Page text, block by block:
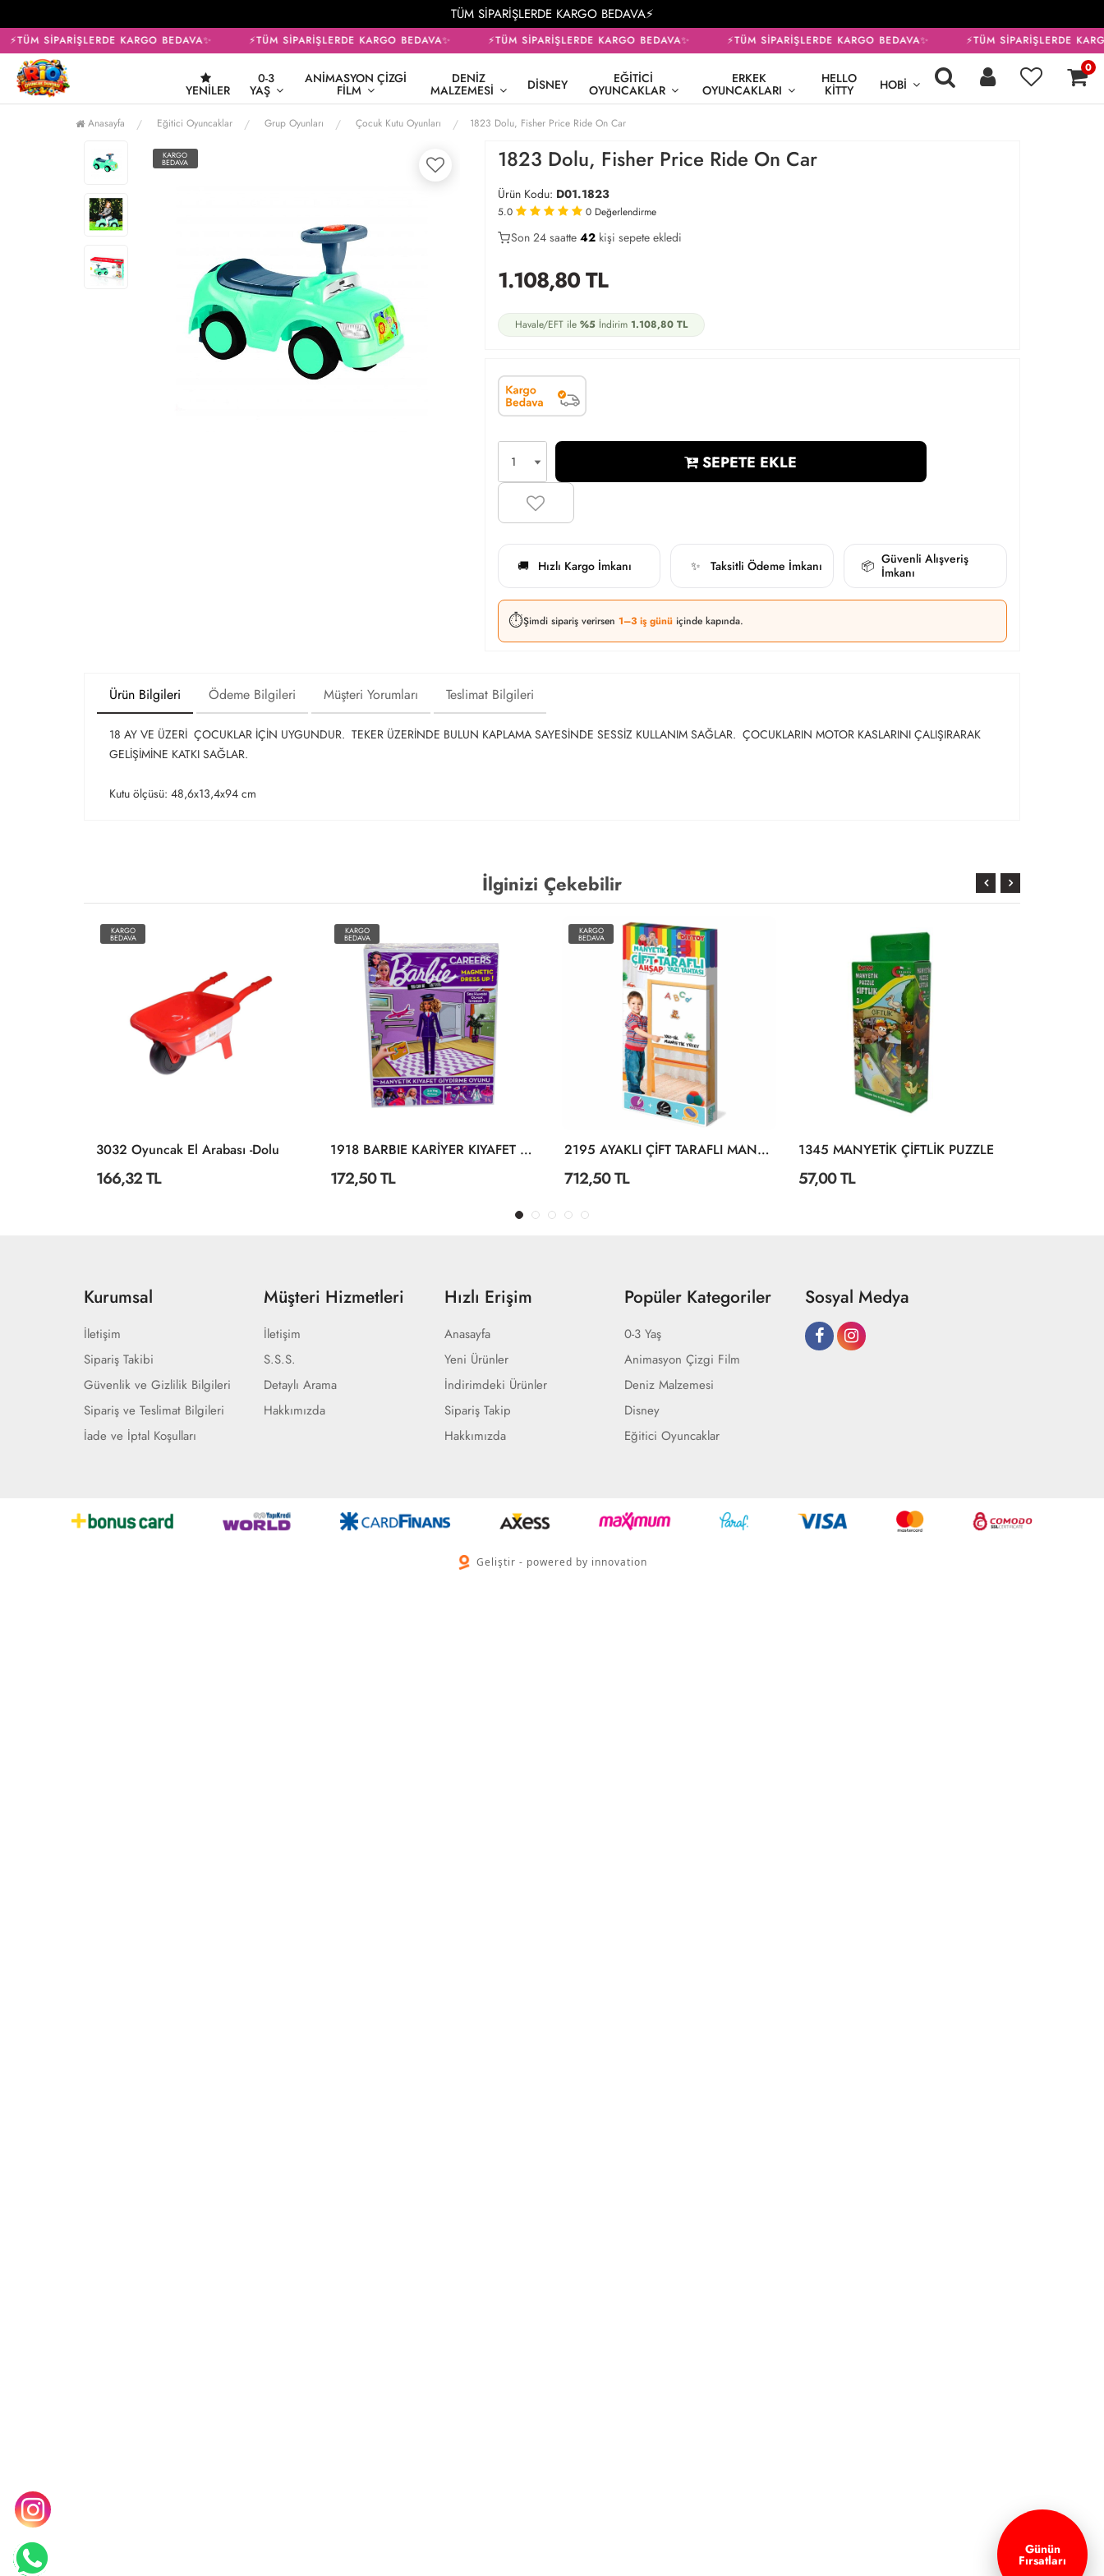
TÜM SİPARİŞLERDE KARGO BEDAVA⚡
⚡TÜM SİPARİŞLERDE KARGO BEDAVA✨ ⚡TÜM SİPARİŞLERDE KARGO BEDAVA✨ ⚡TÜM SİPARİŞLERDE KARGO BEDAVA✨ ⚡TÜM SİPARİŞLERDE KARGO BEDAVA✨ ⚡TÜM SİPARİŞLERDE
YENILER
0-3
YAŞ
ANIMASYON ÇIZGI
FILM
DENIZ
MALZEMESI DISNEY EĞITICI
OYUNCAKLAR
ERKEK
OYUNCAKLARI
HELLO
KITTY HOBI
0
Anasayfa Eğitici Oyuncaklar Grup Oyunları Çocuk Kutu Oyunları 1823 Dolu, Fisher Price Ride On Car
KARGO
BEDAVA 1823 Dolu, Fisher Price Ride On Car
Ürün Kodu: D01.1823
5.0 0 Değerlendirme
21
Son 24 saatte 42kişi sepete ekledi
12
1.108,80TL
Havale/EFT ile %5İndirim 1.108,80TL
SEPETE EKLE
🚚 Hızlı Kargo İmkanı ✨ Taksitli Ödeme İmkanı 📦 Güvenli Alışveriş
İmkanı
⏱️Şimdi sipariş verirsen 1–3 iş günü içinde kapında.
Ürün Bilgileri Ödeme Bilgileri Müşteri Yorumları Teslimat Bilgileri
18 AY VE ÜZERİ ÇOCUKLAR İÇİN UYGUNDUR. TEKER ÜZERİNDE BULUN KAPLAMA SAYESİNDE SESSİZ KULLANIM SAĞLAR. ÇOCUKLARIN MOTOR KASLARINI ÇALIŞIRARAK
GELİŞİMİNE KATKI SAĞLAR.
Kutu ölçüsü: 48,6x13,4x94 cm
İlginizi Çekebilir
KARGO
BEDAVA
3032 Oyuncak El Arabası -Dolu
166,32 TL
KARGO
BEDAVA
1918 BARBIE KARİYER KIYAFET GİYDİRME
172,50 TL
KARGO
BEDAVA
2195 AYAKLI ÇİFT TARAFLI MANYETİK AHŞAP YAZI TAHTASI
712,50 TL
1345 MANYETİK ÇİFTLİK PUZZLE
57,00 TL
Kurumsal
İletişim
Sipariş Takibi
Güvenlik ve Gizlilik Bilgileri
Sipariş ve Teslimat Bilgileri
İade ve İptal Koşulları
Müşteri Hizmetleri
İletişim
S.S.S.
Detaylı Arama
Hakkımızda
Hızlı Erişim
Anasayfa
Yeni Ürünler
İndirimdeki Ürünler
Sipariş Takip
Hakkımızda
Popüler Kategoriler
0-3 Yaş
Animasyon Çizgi Film
Deniz Malzemesi
Disney
Eğitici Oyuncaklar
Sosyal Medya
Geliştir - powered by innovation
Günün
Fırsatları